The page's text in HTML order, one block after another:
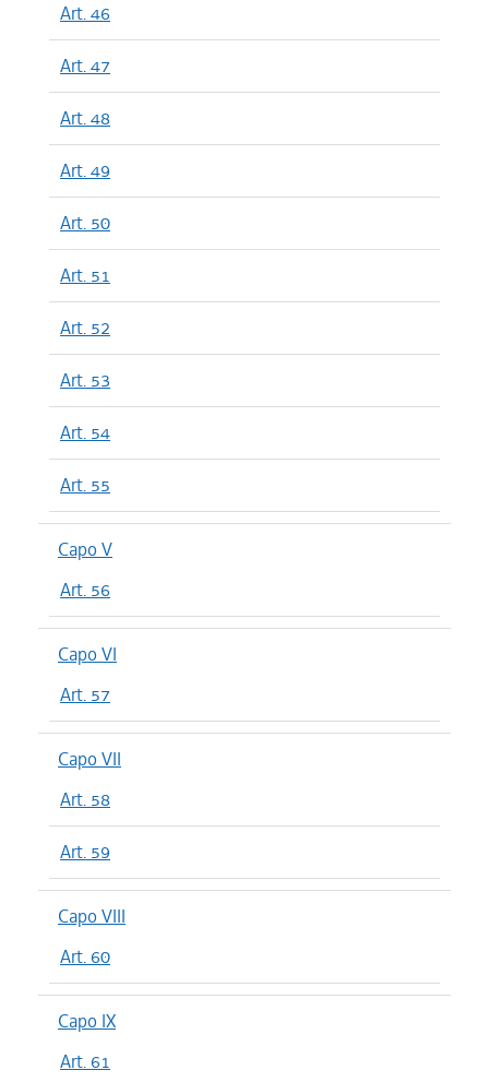
Art. 46
Art. 47
Art. 48
Art. 49
Art. 50
Art. 51
Art. 52
Art. 53
Art. 54
Art. 55
Capo V
Art. 56
Capo VI
Art. 57
Capo VII
Art. 58
Art. 59
Capo VIII
Art. 60
Capo IX
Art. 61